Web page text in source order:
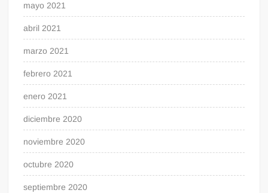
mayo 2021
abril 2021
marzo 2021
febrero 2021
enero 2021
diciembre 2020
noviembre 2020
octubre 2020
septiembre 2020